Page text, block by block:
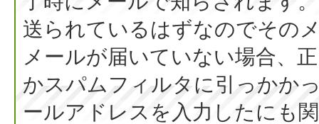
送られているはずなのでその
メールが届いていない場合、
かスパムフィルタに引っかか
ールアドレスを入力したにも